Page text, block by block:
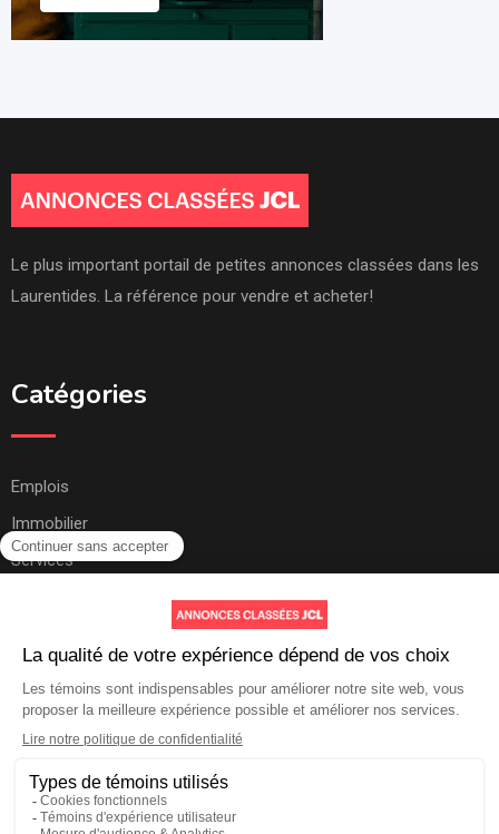
Le plus important portail de petites annonces classées dans les
Laurentides. La référence pour vendre et acheter!
Catégories
Emplois
Immobilier
Services
Aide et soutien
Comment ça marche